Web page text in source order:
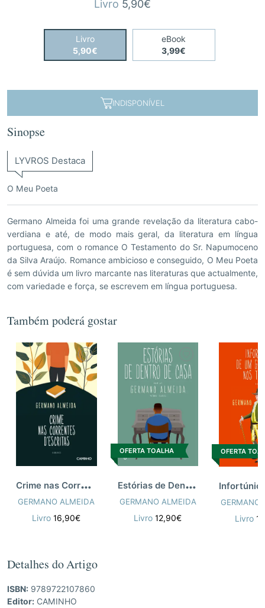
Livro 5,90€
Livro
5,90€
eBook
3,99€
INDISPONÍVEL
Sinopse
LYVROS Destaca
O Meu Poeta
Germano Almeida foi uma grande revelação da literatura cabo-
verdiana e até, de modo mais geral, da literatura em língua
portuguesa, com o romance O Testamento do Sr. Napumoceno
da Silva Araújo. Romance ambicioso e conseguido, O Meu Poeta
é sem dúvida um livro marcante nas literaturas que actualmente,
com variedade e força, se escrevem em língua portuguesa.
Também poderá gostar
C
rime nas Correntes d’Escritas
GERMANO ALMEIDA
Livro16,90€
OFERTA TOALHA
E
stórias de Dentro de Casa [n.e]
GERMANO ALMEIDA
Livro12,90€
OFERTA
GERMANO
Livro
Detalhes do Artigo
ISBN: 9789722107860
Editor: CAMINHO